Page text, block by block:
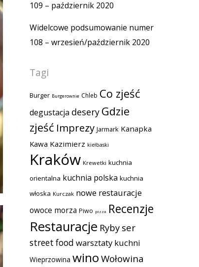
109 – październik 2020
Widelcowe podsumowanie numer
108 – wrzesień/październik 2020
Tagi
Burger Burgerownie Chleb Co zjeść
degustacja desery Gdzie
zjeść Imprezy Jarmark Kanapka
Kawa Kazimierz kiełbaski
Kraków Krewetki kuchnia
orientalna kuchnia polska kuchnia
włoska Kurczak nowe restauracje
owoce morza Piwo pizza Recenzje
Restauracje Ryby ser
street food warsztaty kuchni
Wieprzowina winoWołowina